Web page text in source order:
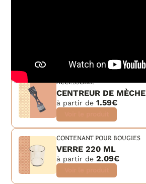
ACCESSOIRE
CENTREUR DE MÈCHE
à partir de 1.59€
CONTENANT POUR BOUGIES
VERRE 220 ML
à partir de 2.09€